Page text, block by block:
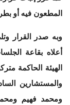
المطعون فيه أو
وبه صدر القرار
أعلاه بقاعة
الهيئة الحاكمة
والمستشارين
ومحمد فهيم